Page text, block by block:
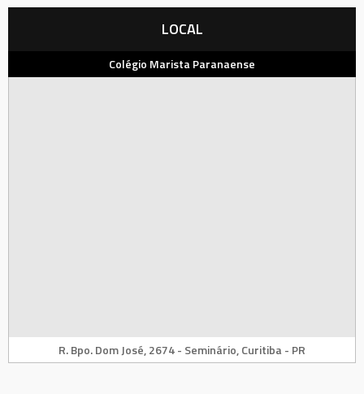
LOCAL
Colégio Marista Paranaense
R. Bpo. Dom José, 2674 - Seminário, Curitiba - PR